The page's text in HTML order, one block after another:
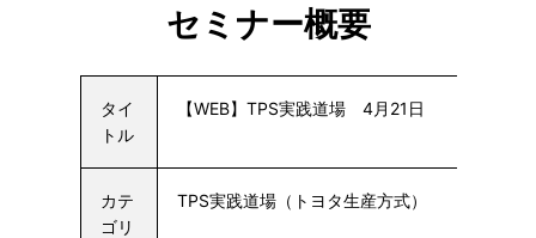
セミナー概要
タイ
トル
【WEB】TPS実践道場 4月21日
カテ
ゴリ
TPS実践道場（トヨタ生産方式）